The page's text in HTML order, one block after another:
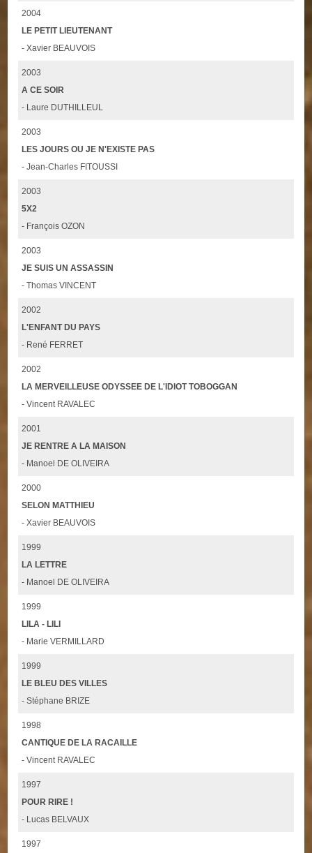
2004
LE PETIT LIEUTENANT
- Xavier BEAUVOIS
2003
A CE SOIR
- Laure DUTHILLEUL
2003
LES JOURS OU JE N'EXISTE PAS
- Jean-Charles FITOUSSI
2003
5X2
- François OZON
2003
JE SUIS UN ASSASSIN
- Thomas VINCENT
2002
L'ENFANT DU PAYS
- René FERRET
2002
LA MERVEILLEUSE ODYSSEE DE L'IDIOT TOBOGGAN
- Vincent RAVALEC
2001
JE RENTRE A LA MAISON
- Manoel DE OLIVEIRA
2000
SELON MATTHIEU
- Xavier BEAUVOIS
1999
LA LETTRE
- Manoel DE OLIVEIRA
1999
LILA - LILI
- Marie VERMILLARD
1999
LE BLEU DES VILLES
- Stéphane BRIZE
1998
CANTIQUE DE LA RACAILLE
- Vincent RAVALEC
1997
POUR RIRE !
- Lucas BELVAUX
1997